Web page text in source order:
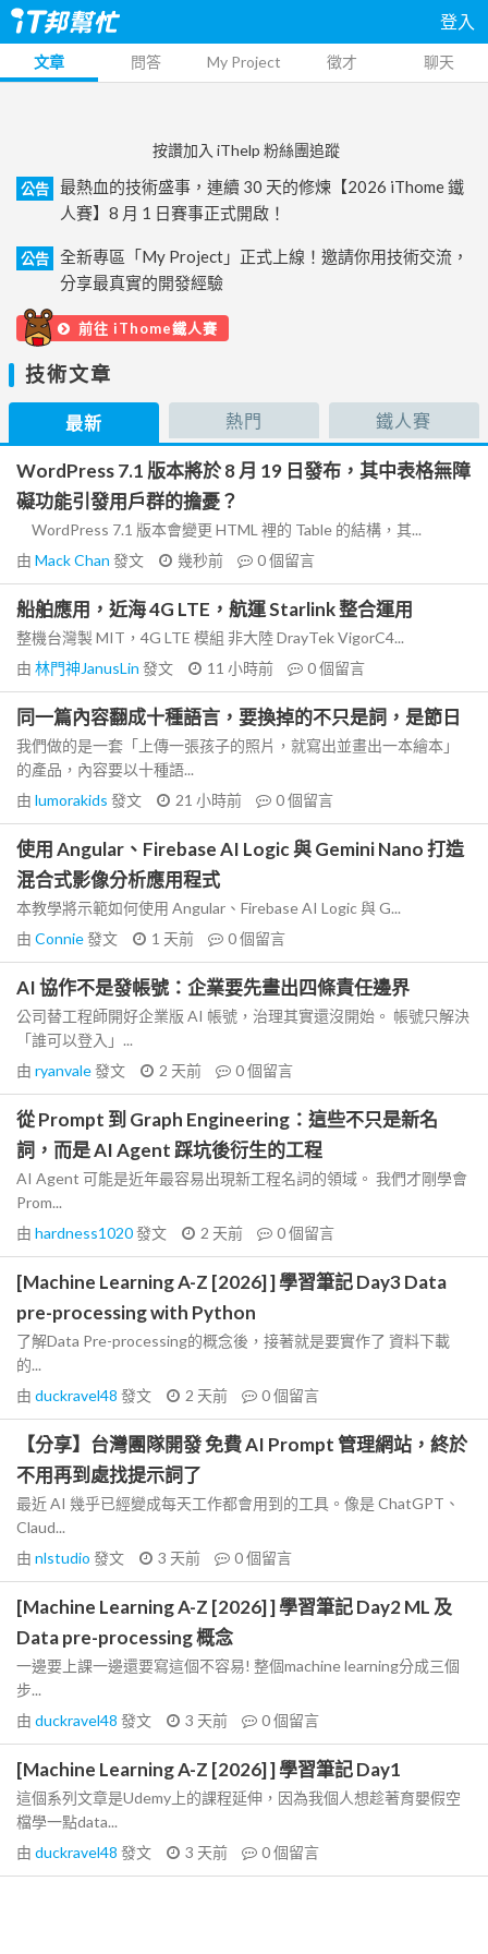
登入
文章 問答 My Project 徵才 聊天
按讚加入 iThelp 粉絲團追蹤
公告
最熱血的技術盛事，連續 30 天的修煉【2026 iThome 鐵
人賽】8 月 1 日賽事正式開啟！
公告
全新專區「My Project」正式上線！邀請你用技術交流，
分享最真實的開發經驗
前往 iThome鐵人賽
技術文章
最新 熱門 鐵人賽
WordPress 7.1 版本將於 8 月 19 日發布，其中表格無障
礙功能引發用戶群的擔憂？
WordPress 7.1 版本會變更 HTML 裡的 Table 的結構，其...
由 Mack Chan 發文 幾秒前 0個留言
船舶應用，近海 4G LTE，航運 Starlink 整合運用
整機台灣製 MIT，4G LTE 模組 非大陸 DrayTek VigorC4...
由 林門神JanusLin 發文 11 小時前 0個留言
同一篇內容翻成十種語言，要換掉的不只是詞，是節日
我們做的是一套「上傳一張孩子的照片，就寫出並畫出一本繪本」
的產品，內容要以十種語...
由 lumorakids 發文 21 小時前 0個留言
使用 Angular、Firebase AI Logic 與 Gemini Nano 打造
混合式影像分析應用程式
本教學將示範如何使用 Angular、Firebase AI Logic 與 G...
由 Connie發文 1 天前 0個留言
AI 協作不是發帳號：企業要先畫出四條責任邊界
公司替工程師開好企業版 AI 帳號，治理其實還沒開始。 帳號只解決
「誰可以登入」...
由 ryanvale發文 2 天前 0個留言
從 Prompt 到 Graph Engineering：這些不只是新名
詞，而是 AI Agent 踩坑後衍生的工程
AI Agent 可能是近年最容易出現新工程名詞的領域。 我們才剛學會
Prom...
由 hardness1020發文 2 天前 0個留言
[Machine Learning A-Z [2026] ] 學習筆記 Day3 Data
pre-processing with Python
了解Data Pre-processing的概念後，接著就是要實作了 資料下載
的...
由 duckravel48 發文 2 天前 0個留言
【分享】台灣團隊開發 免費 AI Prompt 管理網站，終於
不用再到處找提示詞了
最近 AI 幾乎已經變成每天工作都會用到的工具。像是 ChatGPT、
Claud...
由 nlstudio 發文 3 天前 0個留言
[Machine Learning A-Z [2026] ] 學習筆記 Day2 ML 及
Data pre-processing 概念
一邊要上課一邊還要寫這個不容易! 整個machine learning分成三個
步...
由 duckravel48 發文 3 天前 0個留言
[Machine Learning A-Z [2026] ] 學習筆記 Day1
這個系列文章是Udemy上的課程延伸，因為我個人想趁著育嬰假空
檔學一點data...
由 duckravel48 發文 3 天前 0個留言